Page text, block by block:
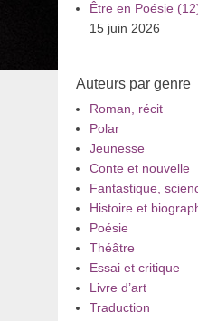
Être en Poésie
15 juin 2026
Auteurs par genre
Roman, récit
Polar
Jeunesse
Conte et nouvelle
Fantastique,
Histoire et
Poésie
Théâtre
Essai et critique
Livre d’art
Traduction